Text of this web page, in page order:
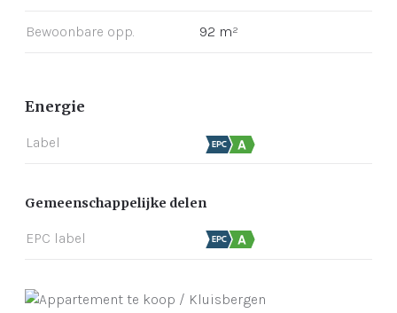
Bewoonbare opp. 92 m²
Energie
Label
Gemeenschappelijke delen
EPC label